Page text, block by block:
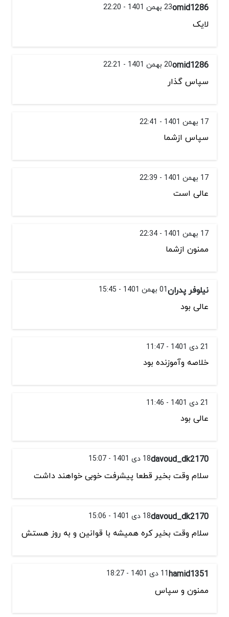
omid128623 بهمن 1401 - 22:20
لایک
omid128620 بهمن 1401 - 22:21
سپاس گذار
17 بهمن 1401 - 22:41
سپاس ازشما
17 بهمن 1401 - 22:39
عالی است
17 بهمن 1401 - 22:34
ممنون ازشما
نیلوفر پدران01 بهمن 1401 - 15:45
عالی بود
21 دی 1401 - 11:47
خلاصه وآموزنده بود
21 دی 1401 - 11:46
عالی بود
davoud_dk217018 دی 1401 - 15:07
سلام وقت بخیر قطعا پیشرفت خوبی خواهند داشت
davoud_dk217018 دی 1401 - 15:06
سلام وقت بخیر کره همیشه با قوانین و به روز هستش
hamid135111 دی 1401 - 18:27
ممنون و سپاس